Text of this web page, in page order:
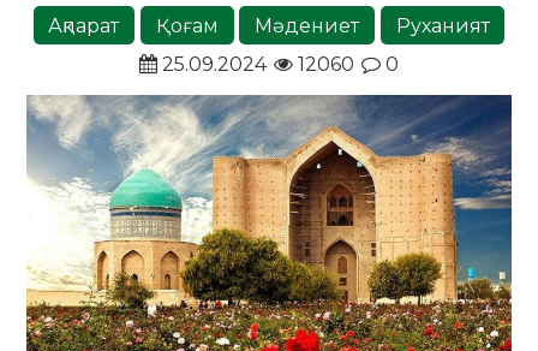
Ақпарат Қоғам Мәдениет
Руханият
25.09.2024
12060 0